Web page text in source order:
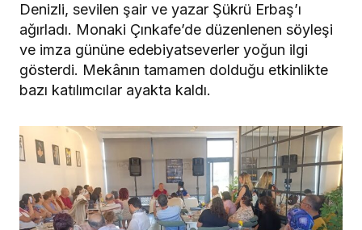
Denizli, sevilen şair ve yazar Şükrü Erbaş’ı
ağırladı. Monaki Çınkafe’de düzenlenen söyleşi
ve imza gününe edebiyatseverler yoğun ilgi
gösterdi. Mekânın tamamen dolduğu etkinlikte
bazı katılımcılar ayakta kaldı.